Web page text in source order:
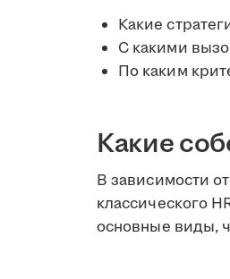
Какие
С какими
По каким
Какие
В зависимости
классического
основные виды,